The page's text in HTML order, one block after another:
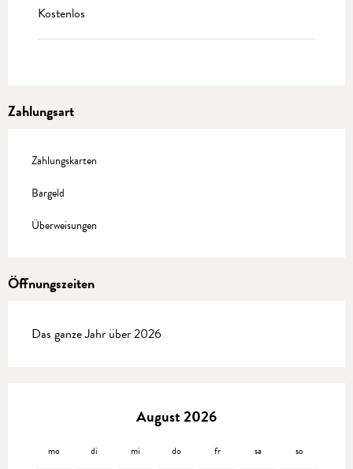
Kostenlos
Zahlungsart
Zahlungskarten
Bargeld
Überweisungen
Öffnungszeiten
Das ganze Jahr über 2026
August 2026
mo di mi do fr sa so